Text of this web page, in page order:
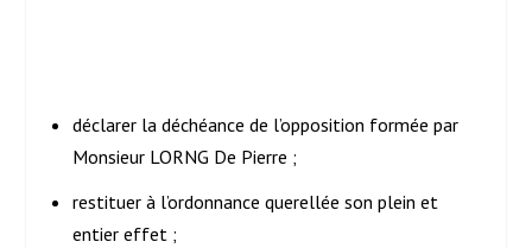
déclarer la déchéance de l’opposition formée par
Monsieur LORNG De Pierre ;
restituer à l’ordonnance querellée son plein et
entier effet ;